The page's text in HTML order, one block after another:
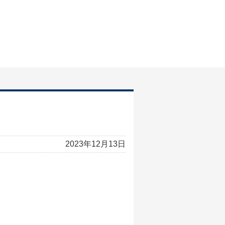
2023年12月13日